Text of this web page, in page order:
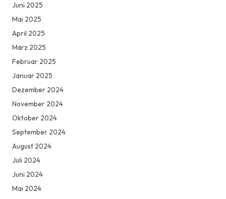
Juni 2025
Mai 2025
April 2025
März 2025
Februar 2025
Januar 2025
Dezember 2024
November 2024
Oktober 2024
September 2024
August 2024
Juli 2024
Juni 2024
Mai 2024